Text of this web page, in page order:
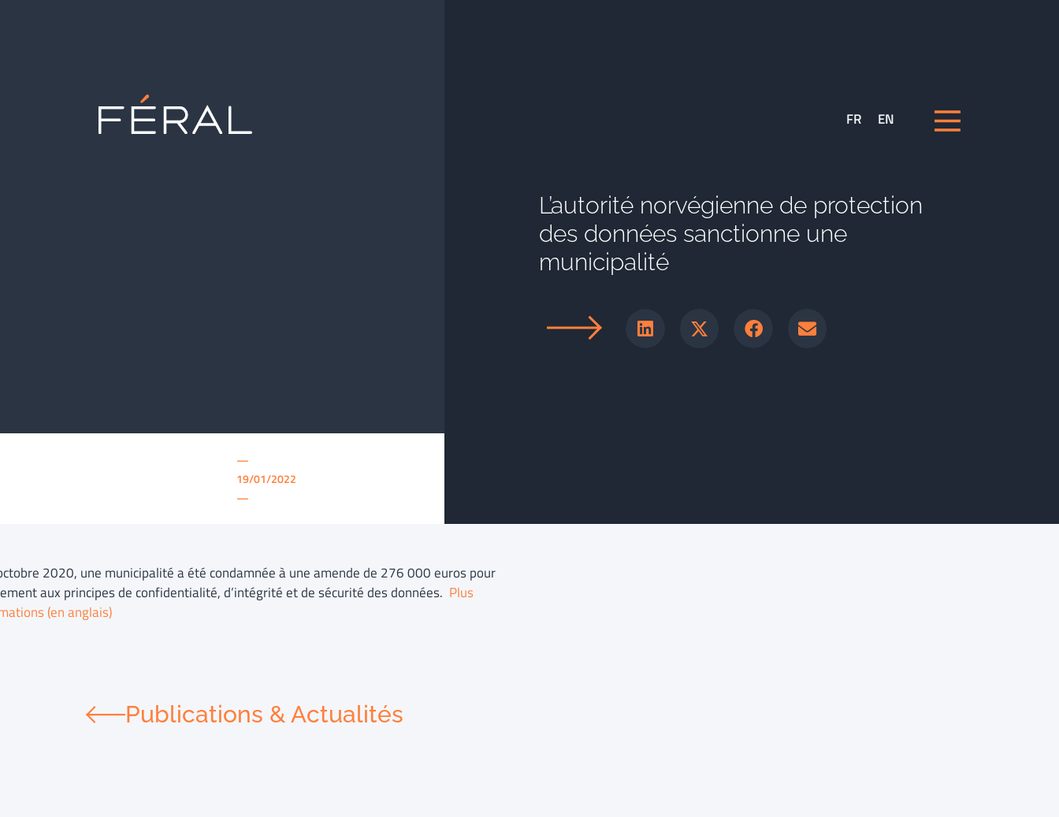
FR EN
—
19/01/2022
—
L’autorité norvégienne de protection
des données sanctionne une
municipalité
2020, une municipalité a été condamnée à une amende de 276 000 euros pour
aux principes de confidentialité, d’intégrité et de sécurité des données. Plus
(en anglais)
Publications & Actualités